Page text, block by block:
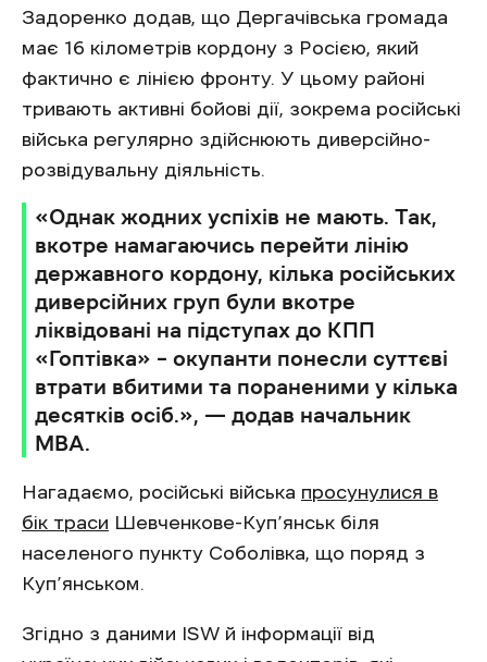
Задоренко додав, що Дергачівська громада
має 16 кілометрів кордону з Росією, який
фактично є лінією фронту. У цьому районі
тривають активні бойові дії, зокрема російські
війська регулярно здійснюють диверсійно-
розвідувальну діяльність.
«Однак жодних успіхів не мають. Так,
вкотре намагаючись перейти лінію
державного кордону, кілька російських
диверсійних груп були вкотре
ліквідовані на підступах до КПП
«Гоптівка» – окупанти понесли суттєві
втрати вбитими та пораненими у кілька
десятків осіб.», — додав начальник
МВА.
Нагадаємо, російські війська просунулися в
бік траси Шевченкове-Куп’янськ біля
населеного пункту Соболівка, що поряд з
Куп’янськом.
Згідно з даними ISW й інформації від